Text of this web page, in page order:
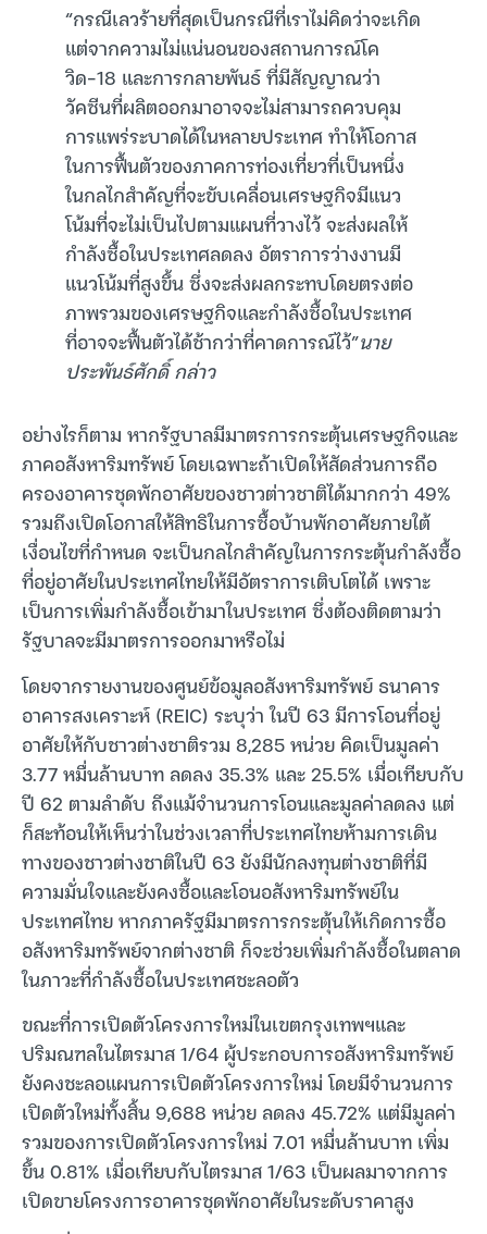
“กรณีเลวร้ายที่สุดเป็นกรณีที่เราไม่คิดว่าจะเกิด
แต่จากความไม่แน่นอนของสถานการณ์โค
วิด-18 และการกลายพันธ์ ที่มีสัญญาณว่า
วัคซีนที่ผลิตออกมาอาจจะไม่สามารถควบคุม
การแพร่ระบาดได้ในหลายประเทศ ทำให้โอกาส
ในการฟื้นตัวของภาคการท่องเที่ยวที่เป็นหนึ่ง
ในกลไกสำคัญที่จะขับเคลื่อนเศรษฐกิจมีแนว
โน้มที่จะไม่เป็นไปตามแผนที่วางไว้ จะส่งผลให้
กำลังซื้อในประเทศลดลง อัตราการว่างงานมี
แนวโน้มที่สูงขึ้น ซึ่งจะส่งผลกระทบโดยตรงต่อ
ภาพรวมของเศรษฐกิจและกำลังซื้อในประเทศ
ที่อาจจะฟื้นตัวได้ช้ากว่าที่คาดการณ์ไว้”นาย
ประพันธ์ศักดิ์ กล่าว
อย่างไรก็ตาม หากรัฐบาลมีมาตรการกระตุ้นเศรษฐกิจและ
ภาคอสังหาริมทรัพย์ โดยเฉพาะถ้าเปิดให้สัดส่วนการถือ
ครองอาคารชุดพักอาศัยของชาวต่าวชาติได้มากกว่า 49%
รวมถึงเปิดโอกาสให้สิทธิในการซื้อบ้านพักอาศัยภายใต้
เงื่อนไขที่กำหนด จะเป็นกลไกสำคัญในการกระตุ้นกำลังซื้อ
ที่อยู่อาศัยในประเทศไทยให้มีอัตราการเติบโตได้ เพราะ
เป็นการเพิ่มกำลังซื้อเข้ามาในประเทศ ซึ่งต้องติดตามว่า
รัฐบาลจะมีมาตรการออกมาหรือไม่
โดยจากรายงานของศูนย์ข้อมูลอสังหาริมทรัพย์ ธนาคาร
อาคารสงเคราะห์ (REIC) ระบุว่า ในปี 63 มีการโอนที่อยู่
อาศัยให้กับชาวต่างชาติรวม 8,285 หน่วย คิดเป็นมูลค่า
3.77 หมื่นล้านบาท ลดลง 35.3% และ 25.5% เมื่อเทียบกับ
ปี 62 ตามลำดับ ถึงแม้จำนวนการโอนและมูลค่าลดลง แต่
ก็สะท้อนให้เห็นว่าในช่วงเวลาที่ประเทศไทยห้ามการเดิน
ทางของชาวต่างชาติในปี 63 ยังมีนักลงทุนต่างชาติที่มี
ความมั่นใจและยังคงซื้อและโอนอสังหาริมทรัพย์ใน
ประเทศไทย หากภาครัฐมีมาตรการกระตุ้นให้เกิดการซื้อ
อสังหาริมทรัพย์จากต่างชาติ ก็จะช่วยเพิ่มกำลังซื้อในตลาด
ในภาวะที่กำลังซื้อในประเทศชะลอตัว
ขณะที่การเปิดตัวโครงการใหม่ในเขตกรุงเทพฯและ
ปริมณฑลในไตรมาส 1/64 ผู้ประกอบการอสังหาริมทรัพย์
ยังคงชะลอแผนการเปิดตัวโครงการใหม่ โดยมีจำนวนการ
เปิดตัวใหม่ทั้งสิ้น 9,688 หน่วย ลดลง 45.72% แต่มีมูลค่า
รวมของการเปิดตัวโครงการใหม่ 7.01 หมื่นล้านบาท เพิ่ม
ขึ้น 0.81% เมื่อเทียบกับไตรมาส 1/63 เป็นผลมาจากการ
เปิดขายโครงการอาคารชุดพักอาศัยในระดับราคาสูง